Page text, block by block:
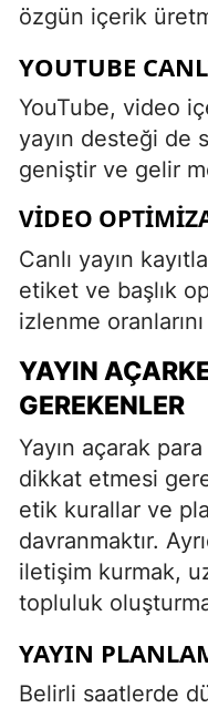
özgün içerik
YOUTUBE
YouTube, video
yayın desteği de
geniştir ve gelir
VIDEO
Canlı yayın
etiket ve başlık
izlenme oranlarını
YAYIN
GEREKENLER
Yayın açarak
dikkat etmesi
etik kurallar ve
davranmaktır.
iletişim kurmak,
topluluk
YAYIN
Belirli saatlerde